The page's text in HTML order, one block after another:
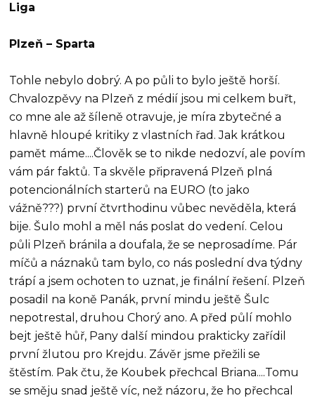
Liga
Plzeň – Sparta
Tohle nebylo dobrý. A po půli to bylo ještě horší.
Chvalozpěvy na Plzeň z médií jsou mi celkem buřt,
co mne ale až šíleně otravuje, je míra zbytečné a
hlavně hloupé kritiky z vlastních řad. Jak krátkou
pamět máme....Člověk se to nikde nedozví, ale povím
vám pár faktů. Ta skvěle připravená Plzeň plná
potencionálních starterů na EURO (to jako
vážně???) první čtvrthodinu vůbec nevěděla, která
bije. Šulo mohl a měl nás poslat do vedení. Celou
půli Plzeň bránila a doufala, že se neprosadíme. Pár
míčů a náznaků tam bylo, co nás poslední dva týdny
trápí a jsem ochoten to uznat, je finální řešení. Plzeň
posadil na koně Panák, první mindu ještě Šulc
nepotrestal, druhou Chorý ano. A před půlí mohlo
bejt ještě hůř, Pany další mindou prakticky zařídil
první žlutou pro Krejdu. Závěr jsme přežili se
štěstím. Pak čtu, že Koubek přechcal Briana....Tomu
se směju snad ještě víc, než názoru, že ho přechcal